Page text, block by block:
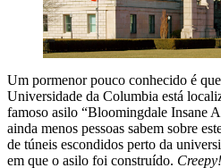
Um pormenor pouco conhecido é
Universidade da Columbia está
famoso asilo “Bloomingdale Insane
ainda menos pessoas sabem sobre
de túneis escondidos perto da
em que o asilo foi construído.